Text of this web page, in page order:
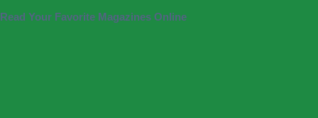
Read Your Favorite Magazines Online